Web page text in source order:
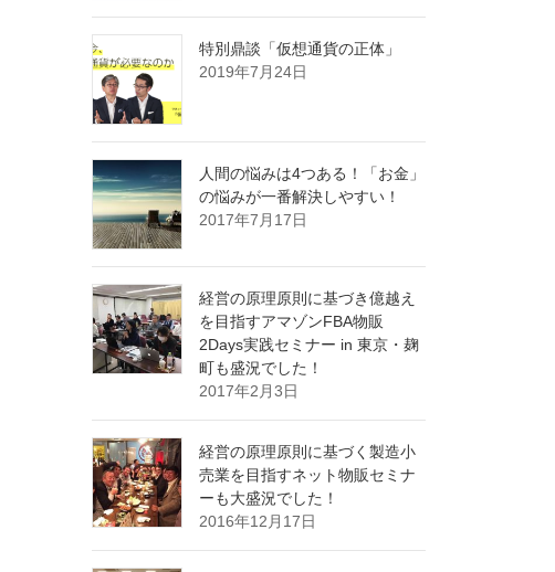
特別鼎談「仮想通貨の正体」
2019年7月24日
人間の悩みは4つある！「お金」
の悩みが一番解決しやすい！
2017年7月17日
経営の原理原則に基づき億越え
を目指すアマゾンFBA物販
2Days実践セミナー in 東京・麹
町も盛況でした！
2017年2月3日
経営の原理原則に基づく製造小
売業を目指すネット物販セミナ
ーも大盛況でした！
2016年12月17日